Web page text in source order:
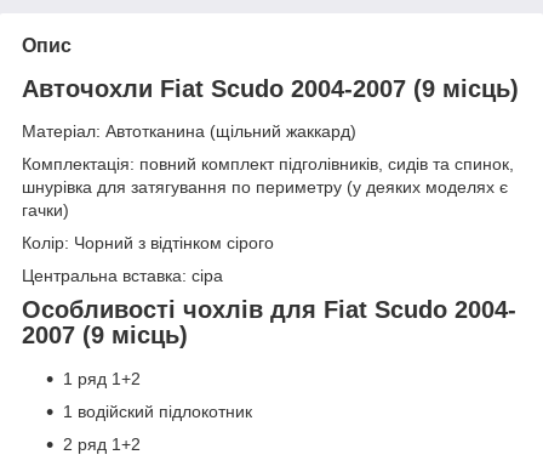
Опис
Авточохли Fiat Scudo 2004-2007 (9 місць)
Матеріал: Автотканина (щільний жаккард)
Комплектація: повний комплект підголівників, сидів та спинок,
шнурівка для затягування по периметру (у деяких моделях є
гачки)
Колір: Чорний з відтінком сірого
Центральна вставка: сіра
Особливості чохлів для Fiat Scudo 2004-
2007 (9 місць)
1 ряд 1+2
1 водійский підлокотник
2 ряд 1+2